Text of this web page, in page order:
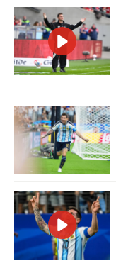
en
en
en
o acceder
datos
perfiles